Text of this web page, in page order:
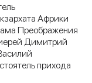
Африки
Преображения
Димитрий
прихода